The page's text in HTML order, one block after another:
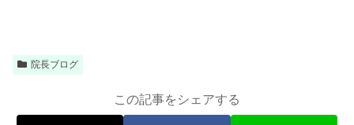
院長ブログ
この記事をシェアする